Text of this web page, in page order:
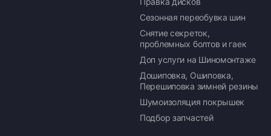
Сезонная переобувка шин
Снятие секреток,
проблемных болтов и гаек
Доп услуги на Шиномонтаже
Дошиповка, Ошиповка,
Перешиповка зимней резины
Шумоизоляция покрышек
Подбор запчастей